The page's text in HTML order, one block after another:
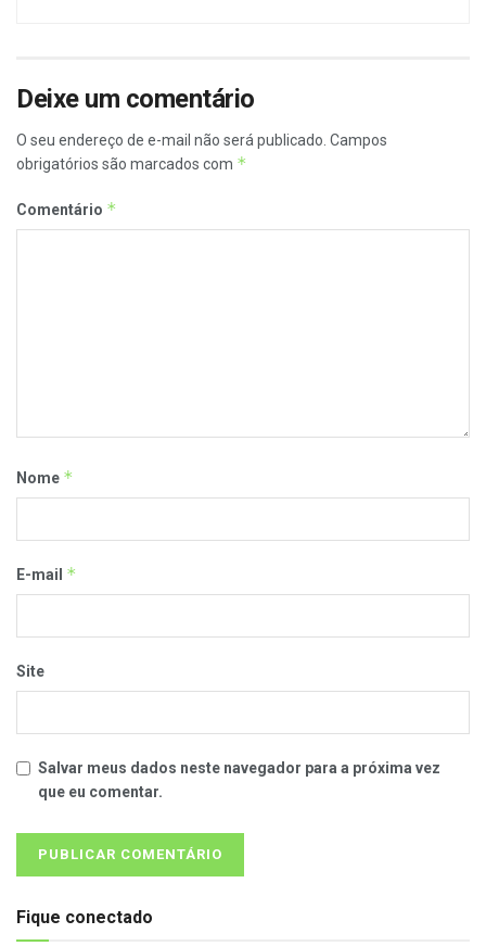
Deixe um comentário
O seu endereço de e-mail não será publicado. Campos
obrigatórios são marcados com *
Comentário *
Nome *
E-mail *
Site
Salvar meus dados neste navegador para a próxima vez
que eu comentar.
Fique conectado